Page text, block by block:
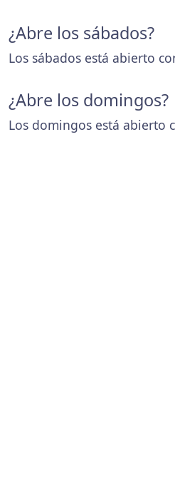
¿Abre los sábados?
Los sábados está abierto
¿Abre los domingos?
Los domingos está abierto